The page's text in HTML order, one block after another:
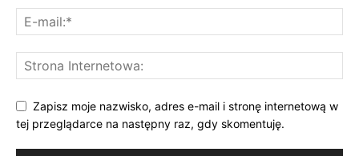
Zapisz moje nazwisko, adres e-mail i stronę internetową w
tej przeglądarce na następny raz, gdy skomentuję.